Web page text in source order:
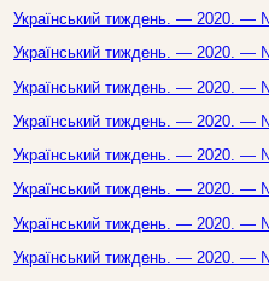
Український тиждень. — 2020. —
Український тиждень. — 2020. —
Український тиждень. — 2020. —
Український тиждень. — 2020. —
Український тиждень. — 2020. —
Український тиждень. — 2020. —
Український тиждень. — 2020. —
Український тиждень. — 2020. —